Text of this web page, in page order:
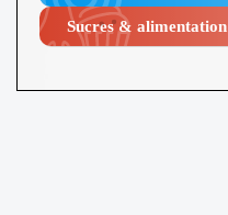
Sucres & alimentation​